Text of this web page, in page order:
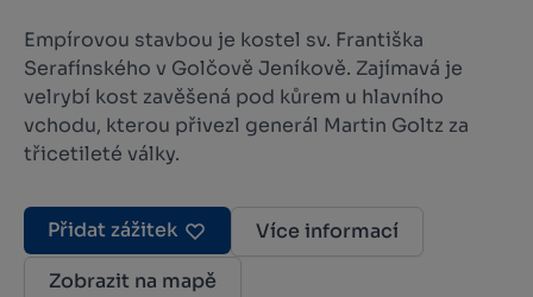
Empírovou stavbou je kostel sv. Františka
Serafínského v Golčově Jeníkově. Zajímavá je
velrybí kost zavěšená pod kůrem u hlavního
vchodu, kterou přivezl generál Martin Goltz za
třicetileté války.
Přidat zážitek
Více informací
Zobrazit na mapě